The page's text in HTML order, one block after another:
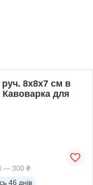
8х8х7 см в
Кавоварка для
— 300 ₴
46 днів